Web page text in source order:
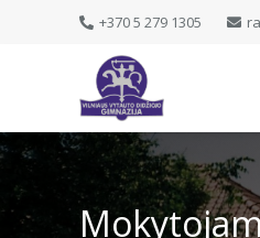
+370 5 279 1305